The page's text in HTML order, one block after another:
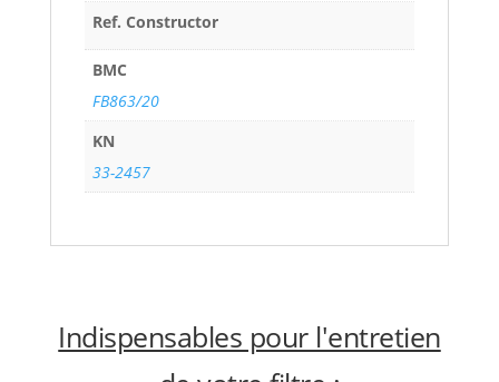
Ref. Constructor
BMC
FB863/20
KN
33-2457
Indispensables pour l'entretien